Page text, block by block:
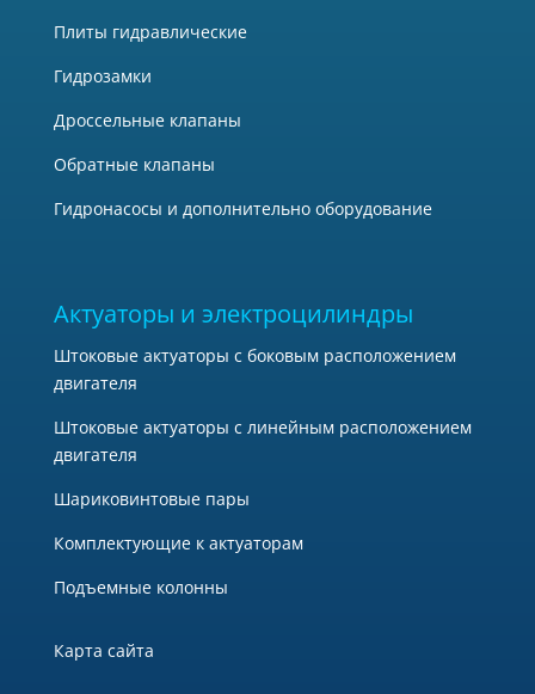
Плиты гидравлические
Гидрозамки
Дроссельные клапаны
Обратные клапаны
Гидронасосы и дополнительно оборудование
Актуаторы и электроцилиндры
Штоковые актуаторы с боковым расположением
двигателя
Штоковые актуаторы с линейным расположением
двигателя
Шариковинтовые пары
Комплектующие к актуаторам
Подъемные колонны
Карта сайта